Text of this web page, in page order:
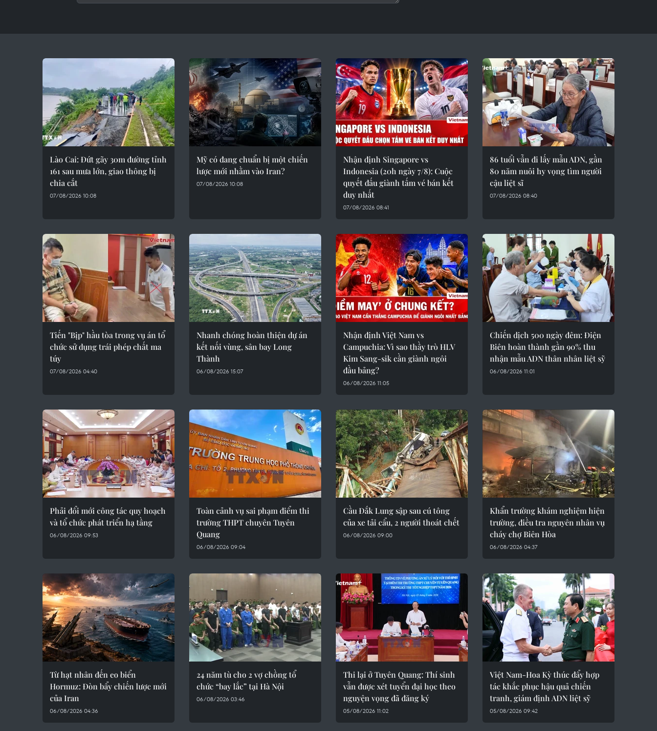
Lào Cai: Đứt gãy 30m đường tỉnh
161 sau mưa lớn, giao thông bị
chia cắt
07/08/2026 10:08
Mỹ có đang chuẩn bị một chiến
lược mới nhằm vào Iran?
07/08/2026 10:08
Nhận định Singapore vs
Indonesia (20h ngày 7/8): Cuộc
quyết đấu giành tấm vé bán kết
duy nhất
07/08/2026 08:41
86 tuổi vẫn đi lấy mẫu ADN, gần
80 năm nuôi hy vọng tìm người
cậu liệt sĩ
07/08/2026 08:40
Tiến "Bịp" hầu tòa trong vụ án tổ
chức sử dụng trái phép chất ma
túy
07/08/2026 04:40
Nhanh chóng hoàn thiện dự án
kết nối vùng, sân bay Long
Thành
06/08/2026 15:07
Nhận định Việt Nam vs
Campuchia: Vì sao thầy trò HLV
Kim Sang-sik cần giành ngôi
đầu bảng?
06/08/2026 11:05
Chiến dịch 500 ngày đêm: Điện
Biên hoàn thành gần 90% thu
nhận mẫu ADN thân nhân liệt sỹ
06/08/2026 11:01
Phải đổi mới công tác quy hoạch
và tổ chức phát triển hạ tầng
06/08/2026 09:53
Toàn cảnh vụ sai phạm điểm thi
trường THPT chuyên Tuyên
Quang
06/08/2026 09:04
Cầu Đắk Lung sập sau cú tông
của xe tải cẩu, 2 người thoát chết
06/08/2026 09:00
Khẩn trường khám nghiệm hiện
trường, điều tra nguyên nhân vụ
cháy chợ Biên Hòa
06/08/2026 04:37
Từ hạt nhân đến eo biển
Hormuz: Đòn bẩy chiến lược mới
của Iran
06/08/2026 04:36
24 năm tù cho 2 vợ chồng tổ
chức “bay lắc” tại Hà Nội
06/08/2026 03:46
Thi lại ở Tuyên Quang: Thí sinh
vẫn được xét tuyển đại học theo
nguyện vọng đã đăng ký
05/08/2026 11:02
Việt Nam-Hoa Kỳ thúc đẩy hợp
tác khắc phục hậu quả chiến
tranh, giám định ADN liệt sỹ
05/08/2026 09:42